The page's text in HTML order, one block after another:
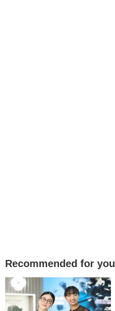
Recommended for you